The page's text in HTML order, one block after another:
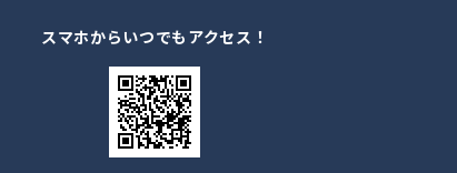
スマホからいつでもアクセス！